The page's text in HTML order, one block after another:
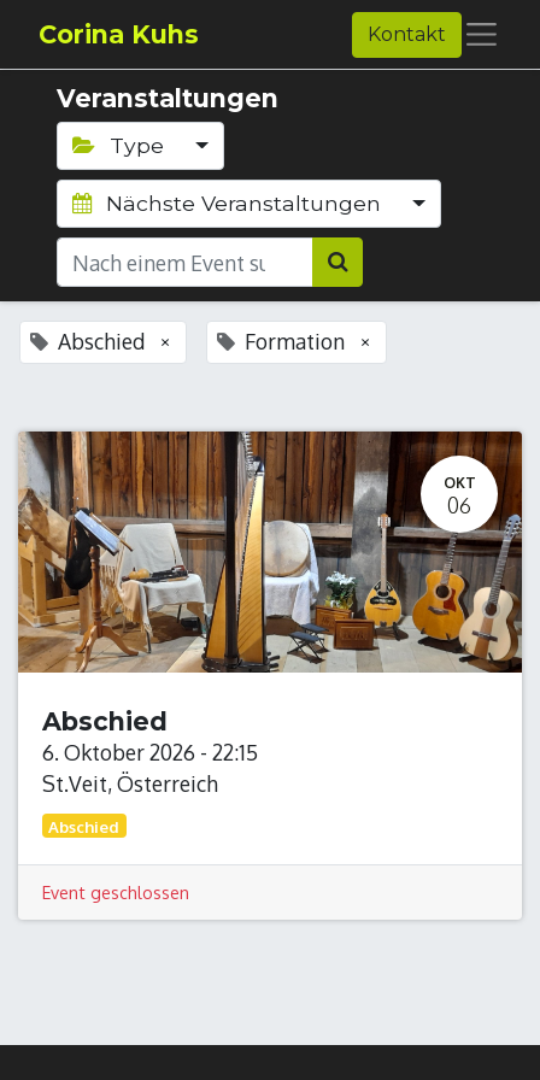
Corina Kuhs Kontakt
Veranstaltungen
Type
Nächste Veranstaltungen
Abschied × Formation ×
OKT
06
Abschied
6. Oktober 2026 - 22:15
St.Veit,Österreich
Abschied
Event geschlossen